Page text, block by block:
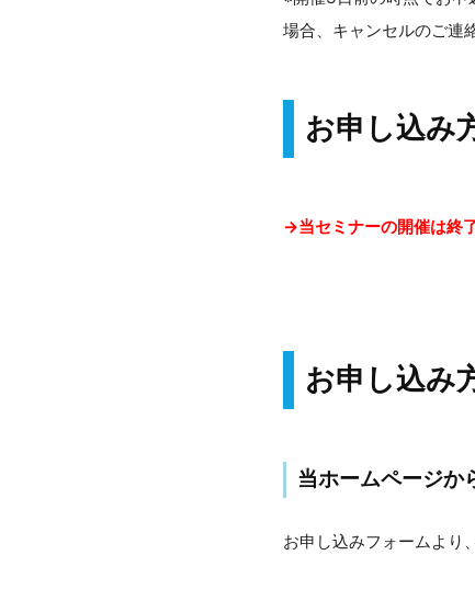
場合、キャンセルのご連
お申し込み
→当セミナーの開催は終
お申し込み
当ホームページか
お申し込みフォームより